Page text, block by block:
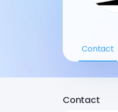
Contact
Contact